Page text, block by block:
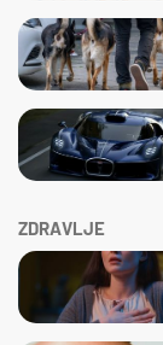
ZDRAVLJE